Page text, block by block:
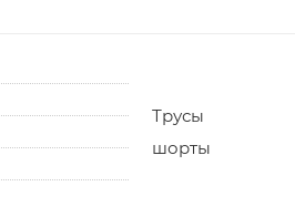
Трусы
шорты